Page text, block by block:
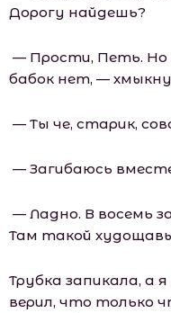
Дорогу найдешь?
— Прости, Петь. Но
бабок нет, —
— Ты че, старик,
— Загибаюсь
— Ладно. В восемь
Там такой
Трубка запикала, а
верил, что только